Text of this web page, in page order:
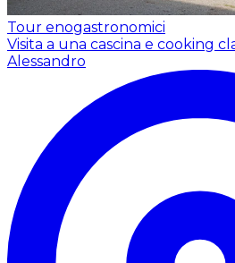
Tour enogastronomici
Visita a una cascina e cooking
Alessandro